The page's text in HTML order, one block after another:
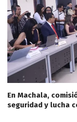
En Machala,
seguridad y lucha